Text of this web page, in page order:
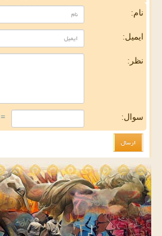
نام:
ایمیل:
نظر:
سوال: = ۲ بعلاوه ۱